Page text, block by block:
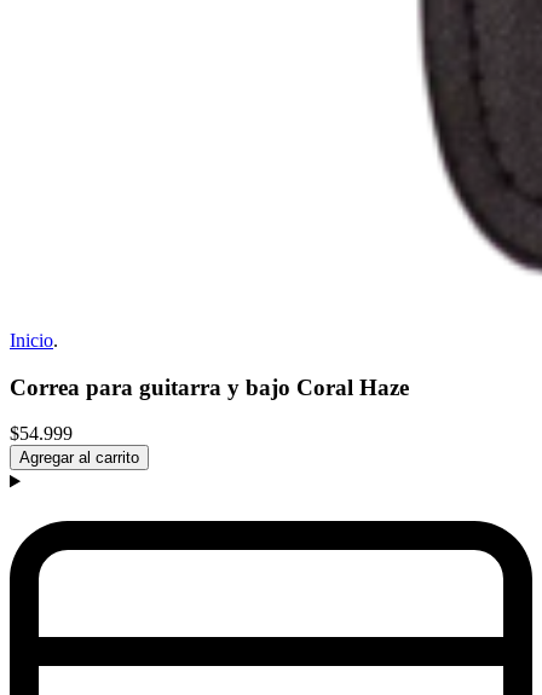
Inicio.
Correa para guitarra y bajo Coral Haze
$54.999
Agregar al carrito